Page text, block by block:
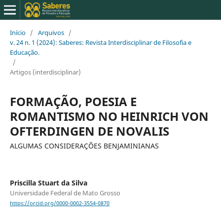
Início / Arquivos /
v. 24 n. 1 (2024): Saberes: Revista Interdisciplinar de Filosofia e
Educação.
/
Artigos (interdisciplinar)
FORMAÇÃO, POESIA E
ROMANTISMO NO HEINRICH VON
OFTERDINGEN DE NOVALIS
ALGUMAS CONSIDERAÇÕES BENJAMINIANAS
Priscilla Stuart da Silva
Universidade Federal de Mato Grosso
https://orcid.org/0000-0002-3554-0870